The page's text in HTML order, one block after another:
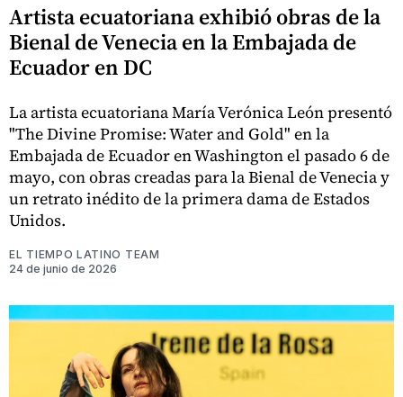
Artista ecuatoriana exhibió obras de la
Bienal de Venecia en la Embajada de
Ecuador en DC
La artista ecuatoriana María Verónica León presentó
"The Divine Promise: Water and Gold" en la
Embajada de Ecuador en Washington el pasado 6 de
mayo, con obras creadas para la Bienal de Venecia y
un retrato inédito de la primera dama de Estados
Unidos.
EL TIEMPO LATINO TEAM
24 de junio de 2026